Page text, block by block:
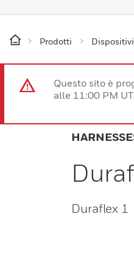
Prodotti
Questo sito è
alle 11:00 PM
Duraflex 1